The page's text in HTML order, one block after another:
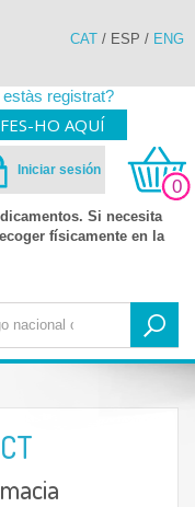
CAT / ESP / ENG
estàs registrat?
FES-HO AQUÍ
Iniciar sesión
0
Si necesita
físicamente en la